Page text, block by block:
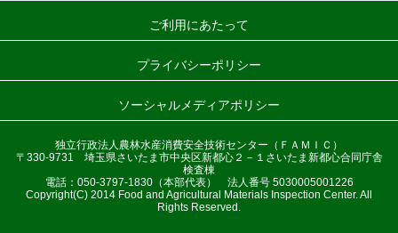
ご利用にあたって
プライバシーポリシー
ソーシャルメディアポリシー
独立行政法人農林水産消費安全技術センター（ＦＡＭＩＣ）
〒330-9731 埼玉県さいたま市中央区新都心２－１さいたま新都心合同庁舎
検査棟
電話：050-3797-1830（本部代表） 法人番号 5030005001226
Copyright(C) 2014 Food and Agricultural Materials Inspection Center. All
Rights Reserved.